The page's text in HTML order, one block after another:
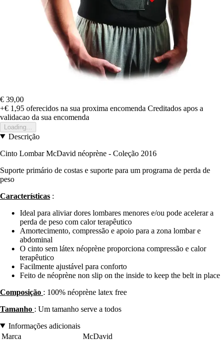
€ 39,00
+€ 1,95 oferecidos na sua proxima encomenda Creditados apos a
validacao da sua encomenda
Loading...
Descrição
Cinto Lombar McDavid néoprène - Coleção 2016
Suporte primário de costas e suporte para um programa de perda de
peso
Características :
Ideal para aliviar dores lombares menores e/ou pode acelerar a
perda de peso com calor terapêutico
Amortecimento, compressão e apoio para a zona lombar e
abdominal
O cinto sem látex néoprène proporciona compressão e calor
terapêutico
Facilmente ajustável para conforto
Feito de néoprène non slip on the inside to keep the belt in place
Composição : 100% néoprène latex free
Tamanho : Um tamanho serve a todos
Informações adicionais
Marca
McDavid